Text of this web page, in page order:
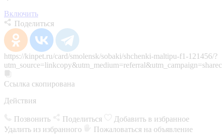
Включить
Поделиться
https://kinpet.ru/card/smolensk/sobaki/shchenki-maltipu-f1-121456/?
Ссылка скопирована
Действия
Позвонить Поделиться
Добавить в избранное
Удалить из избранного
Пожаловаться на объявление